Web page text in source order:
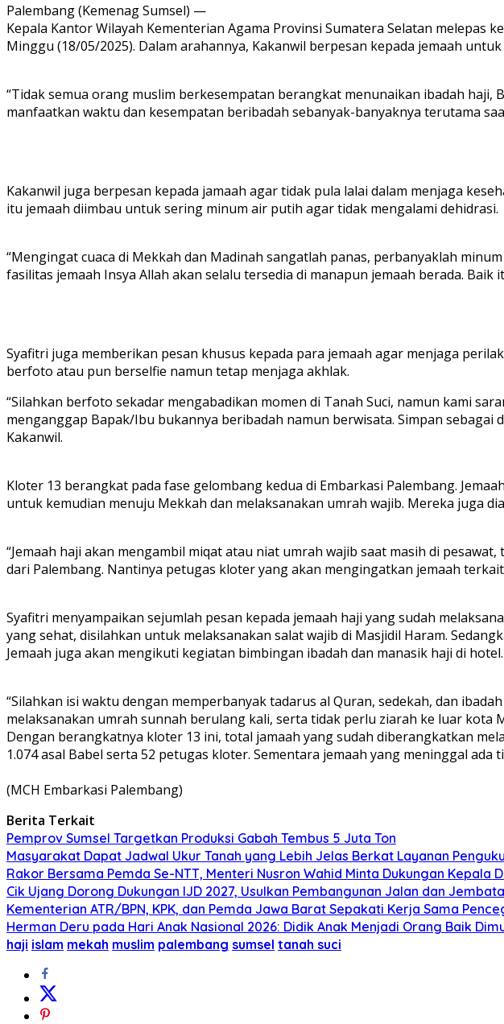
Palembang (Kemenag Sumsel) —
Kepala Kantor Wilayah Kementerian Agama Provinsi Sumatera Selatan melepas
Minggu (18/05/2025). Dalam arahannya, Kakanwil berpesan kepada jemaah
“Tidak semua orang muslim berkesempatan berangkat menunaikan ibadah
manfaatkan waktu dan kesempatan beribadah sebanyak-banyaknya terutama
Kakanwil juga berpesan kepada jamaah agar tidak pula lalai dalam menjaga
itu jemaah diimbau untuk sering minum air putih agar tidak mengalami dehidrasi.
“Mengingat cuaca di Mekkah dan Madinah sangatlah panas, perbanyaklah
fasilitas jemaah Insya Allah akan selalu tersedia di manapun jemaah berada. Baik
Syafitri juga memberikan pesan khusus kepada para jemaah agar menjaga
berfoto atau pun berselfie namun tetap menjaga akhlak.
“Silahkan berfoto sekadar mengabadikan momen di Tanah Suci, namun kami
menganggap Bapak/Ibu bukannya beribadah namun berwisata. Simpan
Kakanwil.
Kloter 13 berangkat pada fase gelombang kedua di Embarkasi Palembang.
untuk kemudian menuju Mekkah dan melaksanakan umrah wajib. Mereka juga
“Jemaah haji akan mengambil miqat atau niat umrah wajib saat masih di
dari Palembang. Nantinya petugas kloter yang akan mengingatkan jemaah
Syafitri menyampaikan sejumlah pesan kepada jemaah haji yang sudah
yang sehat, disilahkan untuk melaksanakan salat wajib di Masjidil Haram.
Jemaah juga akan mengikuti kegiatan bimbingan ibadah dan manasik haji di hotel.
“Silahkan isi waktu dengan memperbanyak tadarus al Quran, sedekah, dan
melaksanakan umrah sunnah berulang kali, serta tidak perlu ziarah ke luar kota
Dengan berangkatnya kloter 13 ini, total jamaah yang sudah diberangkatkan
1.074 asal Babel serta 52 petugas kloter. Sementara jemaah yang meninggal
(MCH Embarkasi Palembang)
Berita Terkait
Pemprov Sumsel Targetkan Produksi Gabah Tembus 5 Juta Ton
Masyarakat Dapat Jadwal Ukur Tanah yang Lebih Jelas Berkat Layanan
Rakor Bersama Pemda Se-NTT, Menteri Nusron Wahid Minta Dukungan Kepala
Cik Ujang Dorong Dukungan IJD 2027, Usulkan Pembangunan Jalan dan
Kementerian ATR/BPN, KPK, dan Pemda Jawa Barat Sepakati Kerja Sama
Herman Deru pada Hari Anak Nasional 2026: Didik Anak Menjadi Orang Baik
haji islam mekah muslim palembang sumsel tanah suci